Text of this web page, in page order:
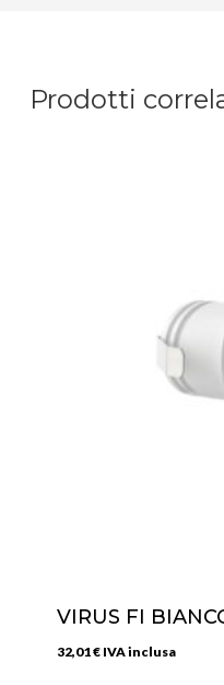
Prodotti
VIRUS FI
32,01€ IVA inclusa